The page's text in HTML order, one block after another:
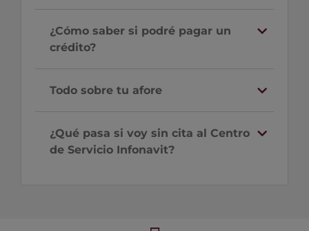
¿Cómo saber si podré pagar un
crédito?
Todo sobre tu afore
¿Qué pasa si voy sin cita al Centro
de Servicio Infonavit?